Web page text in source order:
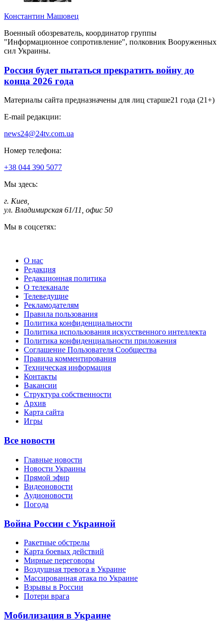
Константин Машовец
Военный обозреватель, координатор группы
"Информационное сопротивление", полковник Вооруженных
сил Украины.
Россия будет пытаться прекратить войну до
конца 2026 года
Материалы сайта предназначены для лиц старше21 года (21+)
E-mail редакции:
news24@24tv.com.ua
Номер телефона:
+38 044 390 5077
Мы здесь:
г. Киев
ул. Владимирская 61/11, офис 50
Мы в соцсетях:
О нас
Редакция
Редакционная политика
О телеканале
Телеведущие
Рекламодателям
Правила пользования
Политика конфиденциальности
Политика использования искусственного интеллекта
Политика конфиденциальности приложения
Соглашение Пользователя Сообщества
Правила комментирования
Техническая информация
Контакты
Вакансии
Структура собственности
Архив
Карта сайта
Игры
Все новости
Главные новости
Новости Украины
Прямой эфир
Видеоновости
Аудионовости
Погода
Война России с Украиной
Ракетные обстрелы
Карта боевых действий
Мирные переговоры
Воздушная тревога в Украине
Массированная атака по Украине
Взрывы в России
Потери врага
Мобилизация в Украине